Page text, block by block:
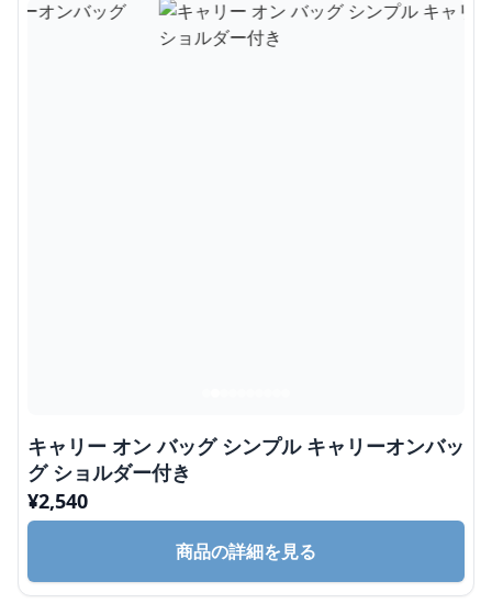
キャリー オン バッグ シンプル キャリーオンバッ
グ ショルダー付き
¥2,540
商品の詳細を見る